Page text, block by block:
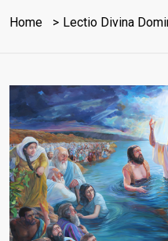
Home Lectio Divina